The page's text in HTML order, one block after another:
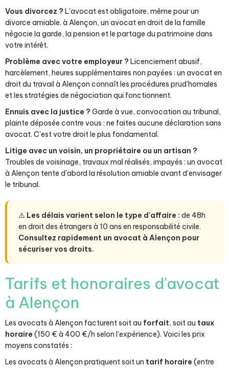
Vous divorcez ? L'avocat est obligatoire, même pour un
divorce amiable. à Alençon, un avocat en droit de la famille
négocie la garde, la pension et le partage du patrimoine dans
votre intérêt.
Problème avec votre employeur ? Licenciement abusif,
harcèlement, heures supplémentaires non payées : un avocat en
droit du travail à Alençon connaît les procédures prud'homales
et les stratégies de négociation qui fonctionnent.
Ennuis avec la justice ? Garde à vue, convocation au tribunal,
plainte déposée contre vous : ne faites aucune déclaration sans
avocat. C'est votre droit le plus fondamental.
Litige avec un voisin, un propriétaire ou un artisan ?
Troubles de voisinage, travaux mal réalisés, impayés : un avocat
à Alençon tente d'abord la résolution amiable avant d'envisager
le tribunal.
⚠️ Les délais varient selon le type d'affaire : de 48h
en droit des étrangers à 10 ans en responsabilité civile.
Consultez rapidement un avocat à Alençon pour
sécuriser vos droits.
Tarifs et honoraires d'avocat
à Alençon
Les avocats à Alençon facturent soit au forfait, soit au taux
horaire (150 € à 400 €/h selon l'expérience). Voici les prix
moyens constatés :
Les avocats à Alençon pratiquent soit un tarif horaire (entre